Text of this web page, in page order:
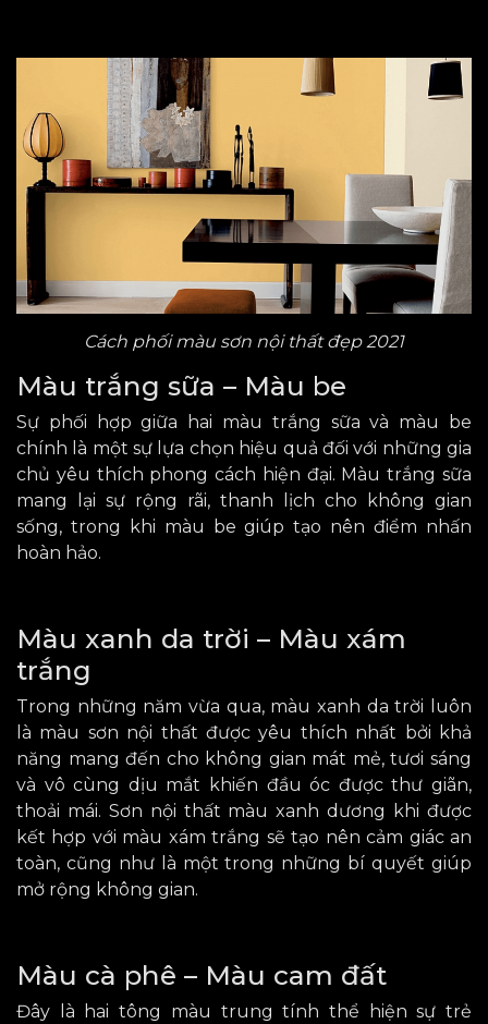
Cách phối màu sơn nội thất đẹp 2021
Màu trắng sữa – Màu be
Sự phối hợp giữa hai màu trắng sữa và màu be
chính là một sự lựa chọn hiệu quả đối với những gia
chủ yêu thích phong cách hiện đại. Màu trắng sữa
mang lại sự rộng rãi, thanh lịch cho không gian
sống, trong khi màu be giúp tạo nên điểm nhấn
hoàn hảo.
Màu xanh da trời – Màu xám
trắng
Trong những năm vừa qua, màu xanh da trời luôn
là màu sơn nội thất được yêu thích nhất bởi khả
năng mang đến cho không gian mát mẻ, tươi sáng
và vô cùng dịu mắt khiến đầu óc được thư giãn,
thoải mái. Sơn nội thất màu xanh dương khi được
kết hợp với màu xám trắng sẽ tạo nên cảm giác an
toàn, cũng nhưlà một trong những bí quyết giúp
mở rộng không gian.
Màu cà phê – Màu cam đất
Đây là hai tông màu trung tính thể hiện sự trẻ